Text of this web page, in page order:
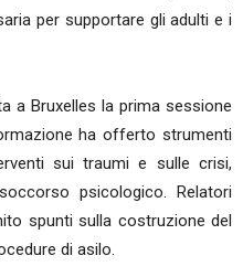
per supportare gli adulti e i
a Bruxelles la prima sessione
ha offerto strumenti
sui traumi e sulle crisi,
psicologico. Relatori
spunti sulla costruzione del
di asilo.